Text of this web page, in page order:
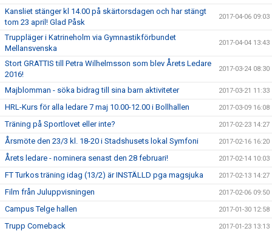
Kansliet stänger kl 14.00 på skärtorsdagen och har stängt
tom 23 april! Glad Påsk
2017-04-06 09:03
Truppläger i Katrineholm via Gymnastikförbundet
Mellansvenska
2017-04-04 13:43
Stort GRATTIS till Petra Wilhelmsson som blev Årets Ledare
2016!
2017-03-24 08:30
Majblomman - söka bidrag till sina barn aktiviteter 2017-03-21 11:33
HRL-Kurs för alla ledare 7 maj 10.00-12.00 i Bollhallen 2017-03-09 16:08
Träning på Sportlovet eller inte? 2017-02-23 14:27
Årsmöte den 23/3 kl. 18-20 i Stadshusets lokal Symfoni 2017-02-16 16:20
Årets ledare - nominera senast den 28 februari! 2017-02-14 10:03
FT Turkos träning idag (13/2) är INSTÄLLD pga magsjuka 2017-02-13 14:27
Film från Juluppvisningen 2017-02-06 09:50
Campus Telge hallen 2017-01-30 12:58
Trupp Comeback 2017-01-23 13:13